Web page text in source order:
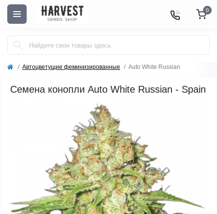
0
Автоцветущие феминизированные Auto White Russian
Семена конопли Auto White Russian - Spain